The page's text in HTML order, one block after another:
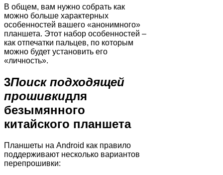
В общем, вам нужно собрать как
можно больше характерных
особенностей вашего «анонимного»
планшета. Этот набор особенностей –
как отпечатки пальцев, по которым
можно будет установить его
«личность».
3Поиск подходящей
прошивкидля
безымянного
китайского планшета
Планшеты на Android как правило
поддерживают несколько вариантов
перепрошивки: